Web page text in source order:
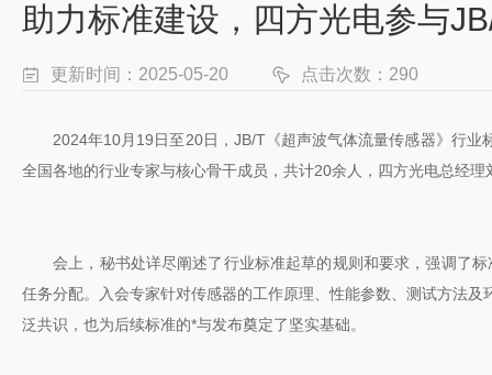
助力标准建设，四方光电参与
更新时间：2025-05-20 点击次数：290
2024年10月19日至20日，JB/T《超声波气体流量传感器》行业
全国各地的行业专家与核心骨干成员，共计20余人，四方光电总经
会上，秘书处详尽阐述了行业标准起草的规则和要求，强调了标
任务分配。入会专家针对传感器的工作原理、性能参数、测试方法
泛共识，也为后续标准的*与发布奠定了坚实基础。